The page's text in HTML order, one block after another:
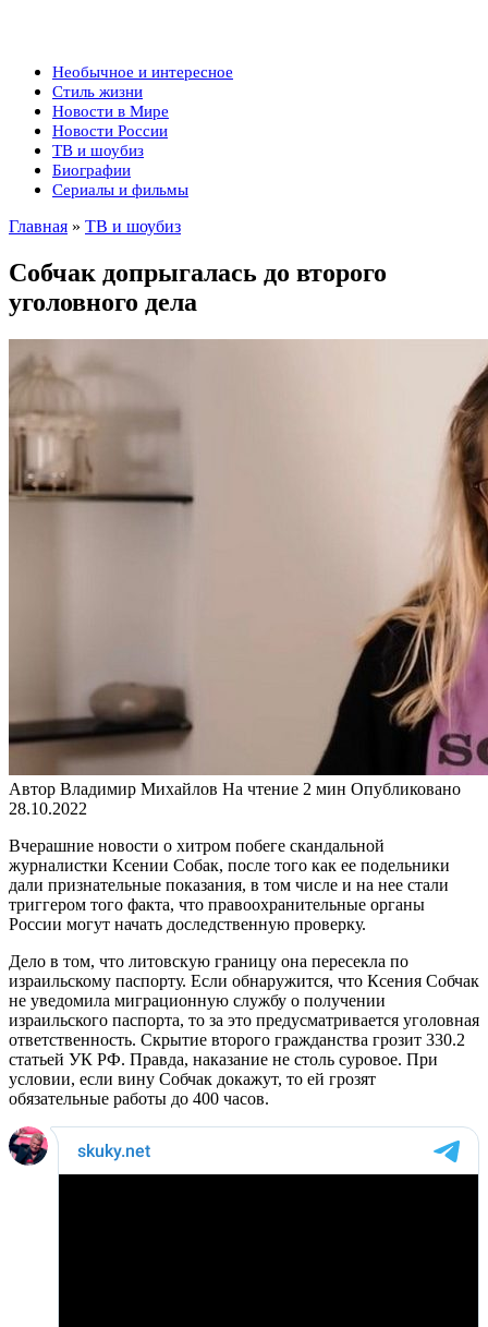
Необычное и интересное
Стиль жизни
Новости в Мире
Новости России
ТВ и шоубиз
Биографии
Сериалы и фильмы
Главная » ТВ и шоубиз
Собчак допрыгалась до второго
уголовного дела
Автор Владимир Михайлов На чтение 2 мин Опубликовано
28.10.2022
Вчерашние новости о хитром побеге скандальной
журналистки Ксении Собак, после того как ее подельники
дали признательные показания, в том числе и на нее стали
триггером того факта, что правоохранительные органы
России могут начать доследственную проверку.
Дело в том, что литовскую границу она пересекла по
израильскому паспорту. Если обнаружится, что Ксения Собчак
не уведомила миграционную службу о получении
израильского паспорта, то за это предусматривается уголовная
ответственность. Скрытие второго гражданства грозит 330.2
статьей УК РФ. Правда, наказание не столь суровое. При
условии, если вину Собчак докажут, то ей грозят
обязательные работы до 400 часов.